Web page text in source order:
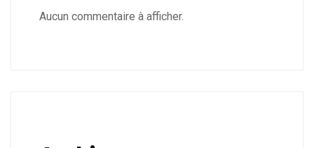
Aucun commentaire à afficher.